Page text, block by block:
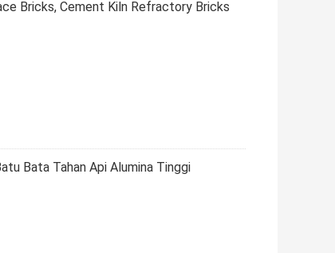
Bricks, Cement Kiln Refractory Bricks
Bata Tahan Api Alumina Tinggi